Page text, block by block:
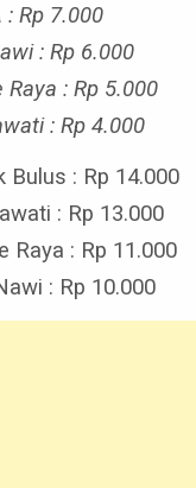
: Rp 7.000
: Rp 6.000
: Rp 5.000
: Rp 4.000
Bulus : Rp 14.000
: Rp 13.000
Raya : Rp 11.000
: Rp 10.000